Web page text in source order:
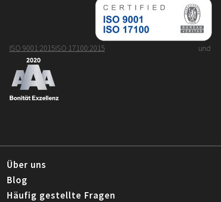
ISO 9001:2015 und
ISO 17100:2015
Über uns
Blog
Häufig gestellte Fragen